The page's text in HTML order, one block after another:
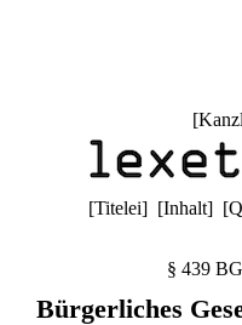
[
[Titelei] [Inhalt] [
§ 439
Bürgerliches